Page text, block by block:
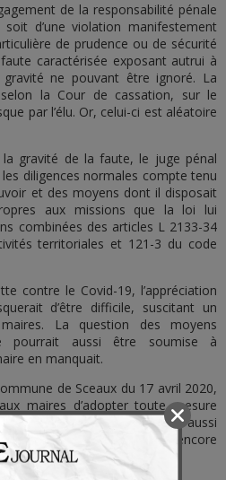
de la responsabilité pénale
d’une violation manifestement
de prudence ou de sécurité
caractérisée exposant autrui à
gravité ne pouvant être ignoré. La
la Cour de cassation, sur le
par l’élu. Or, celui-ci est aléatoire
la gravité de la faute, le juge pénal
diligences normales compte tenu
et des moyens dont il disposait
aux missions que la loi lui
combinées des articles L 2133-34
territoriales et 121-3 du code
contre le Covid-19, l’appréciation
d’être difficile, suscitant un
La question des moyens
pourrait aussi être soumise à
en manquait.
de Sceaux du 17 avril 2020,
maires d’adopter toute mesure
y compris une mesure aussi
du masque, ce qui accroît encore